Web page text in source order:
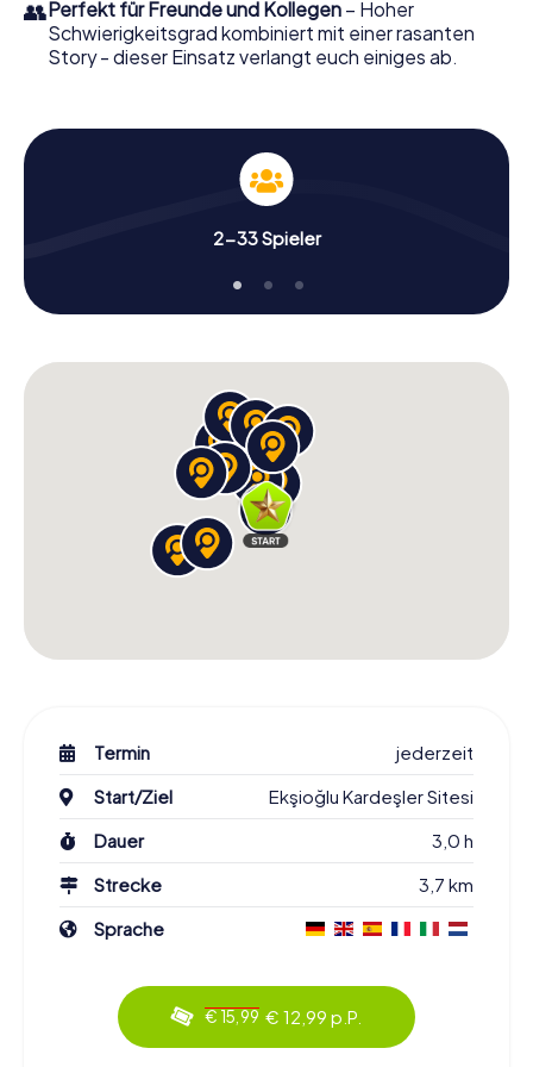
👥Perfekt für Freunde und Kollegen – Hoher
Schwierigkeitsgrad kombiniert mit einer rasanten
Story - dieser Einsatz verlangt euch einiges ab.
2-33 Spieler
Termin
jederzeit
Start/Ziel
Ekşioğlu Kardeşler Sitesi
Dauer
3,0 h
Strecke
3,7 km
Sprache
€ 15,99 € 12,99 p.P.